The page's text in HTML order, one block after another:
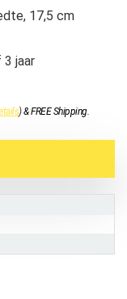
17,5 cm
3 jaar
)&FREE Shipping.